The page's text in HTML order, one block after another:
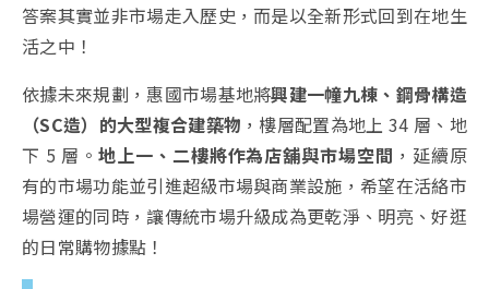
答案其實並非市場走入歷史，而是以全新形式回到在地生
活之中！
依據未來規劃，惠國市場基地將興建一幢九棟、鋼骨構造
（SC造）的大型複合建築物 ，樓層配置為地上 34 層、地
下 5 層。 地上一、二樓將作為店舖與市場空間 ，延續原
有的市場功能並引進超級市場與商業設施，希望在活絡市
場營運的同時，讓傳統市場升級成為更乾淨、明亮、好逛
的日常購物據點！